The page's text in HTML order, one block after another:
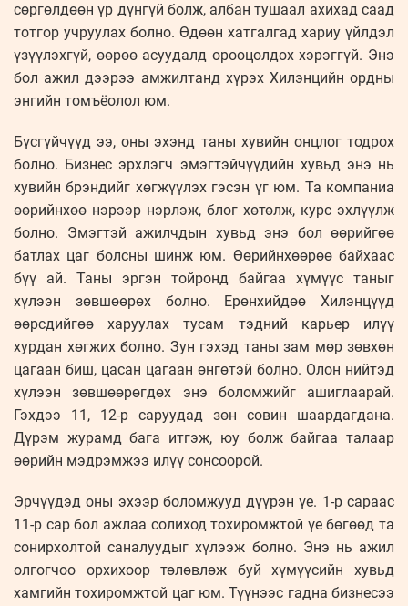
сөргөлдөөн үр дүнгүй болж, албан тушаал ахихад саад
тотгор учруулах болно. Өдөөн хатгалгад хариу үйлдэл
үзүүлэхгүй, өөрөө асуудалд орооцолдох хэрэггүй. Энэ
бол ажил дээрээ амжилтанд хүрэх Хилэнцийн ордны
энгийн томъёолол юм.
Бүсгүйчүүд ээ, оны эхэнд таны хувийн онцлог тодрох
болно. Бизнес эрхлэгч эмэгтэйчүүдийн хувьд энэ нь
хувийн брэндийг хөгжүүлэх гэсэн үг юм. Та компаниа
өөрийнхөө нэрээр нэрлэж, блог хөтөлж, курс эхлүүлж
болно. Эмэгтэй ажилчдын хувьд энэ бол өөрийгөө
батлах цаг болсны шинж юм. Өөрийнхөөрөө байхаас
бүү ай. Таны эргэн тойронд байгаа хүмүүс таныг
хүлээн зөвшөөрөх болно. Ерөнхийдөө Хилэнцүүд
өөрсдийгөө харуулах тусам тэдний карьер илүү
хурдан хөгжих болно. Зун гэхэд таны зам мөр зөвхөн
цагаан биш, цасан цагаан өнгөтэй болно. Олон нийтэд
хүлээн зөвшөөрөгдөх энэ боломжийг ашиглаарай.
Гэхдээ 11, 12-р саруудад зөн совин шаардагдана.
Дүрэм журамд бага итгэж, юу болж байгаа талаар
өөрийн мэдрэмжээ илүү сонсоорой.
Эрчүүдэд оны эхээр боломжууд дүүрэн үе. 1-р сараас
11-р сар бол ажлаа солиход тохиромжтой үе бөгөөд та
сонирхолтой саналуудыг хүлээж болно. Энэ нь ажил
олгогчоо орхихоор төлөвлөж буй хүмүүсийн хувьд
хамгийн тохиромжтой цаг юм. Түүнээс гадна бизнесээ